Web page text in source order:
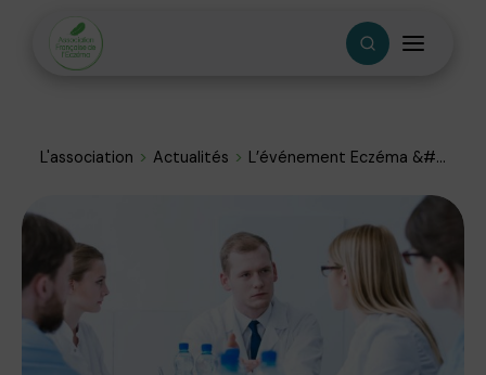
L'association Actualités L’événement Eczéma &#...